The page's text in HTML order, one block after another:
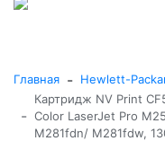
Главная - Hewlett-
-
Картридж NV Print
Color LaserJet Pro
M281fdn/ M281fdw,